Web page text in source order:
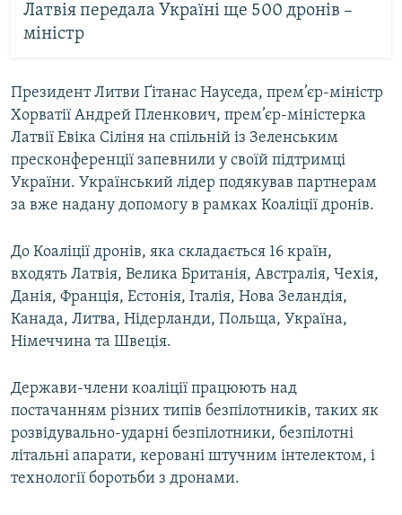
Латвія передала Україні ще 500 дронів –
міністр
Президент Литви Ґітанас Науседа, прем’єр-міністр
Хорватії Андрей Пленкович, прем’єр-міністерка
Латвії Евіка Сіліня на спільній із Зеленським
пресконференції запевнили у своїй підтримці
України. Український лідер подякував партнерам
за вже надану допомогу в рамках Коаліції дронів.
До Коаліції дронів, яка складається 16 країн,
входять Латвія, Велика Британія, Австралія, Чехія,
Данія, Франція, Естонія, Італія, Нова Зеландія,
Канада, Литва, Нідерланди, Польща, Україна,
Німеччина та Швеція.
Держави-члени коаліції працюють над
постачанням різних типів безпілотників, таких як
розвідувально-ударні безпілотники, безпілотні
літальні апарати, керовані штучним інтелектом, і
технології боротьби з дронами.